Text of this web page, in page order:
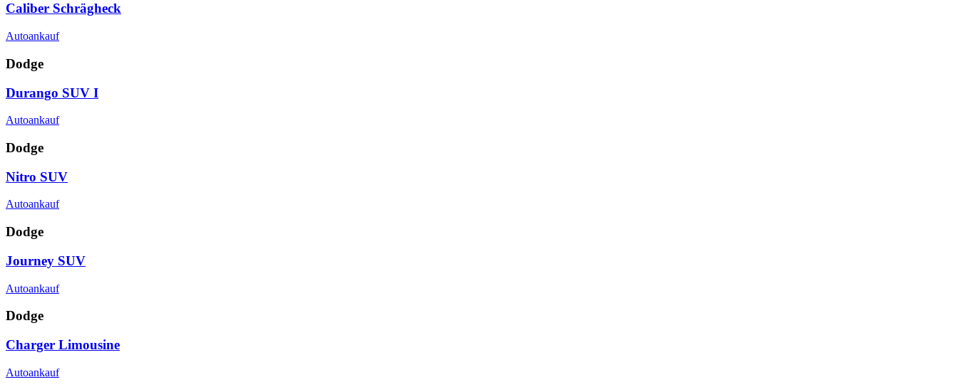
Caliber Schrägheck
Autoankauf
Dodge
Durango SUV I
Autoankauf
Dodge
Nitro SUV
Autoankauf
Dodge
Journey SUV
Autoankauf
Dodge
Charger Limousine
Autoankauf